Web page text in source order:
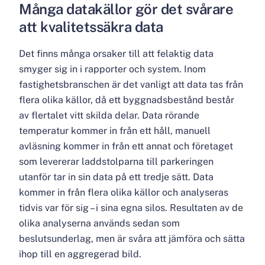
Många datakällor gör det svårare
att kvalitetssäkra data
Det finns många orsaker till att felaktig data
smyger sig in i rapporter och system. Inom
fastighetsbranschen är det vanligt att data tas från
flera olika källor, då ett byggnadsbestånd består
av flertalet vitt skilda delar. Data rörande
temperatur kommer in från ett håll, manuell
avläsning kommer in från ett annat och företaget
som levererar laddstolparna till parkeringen
utanför tar in sin data på ett tredje sätt. Data
kommer in från flera olika källor och analyseras
tidvis var för sig – i sina egna silos. Resultaten av de
olika analyserna används sedan som
beslutsunderlag, men är svåra att jämföra och sätta
ihop till en aggregerad bild.